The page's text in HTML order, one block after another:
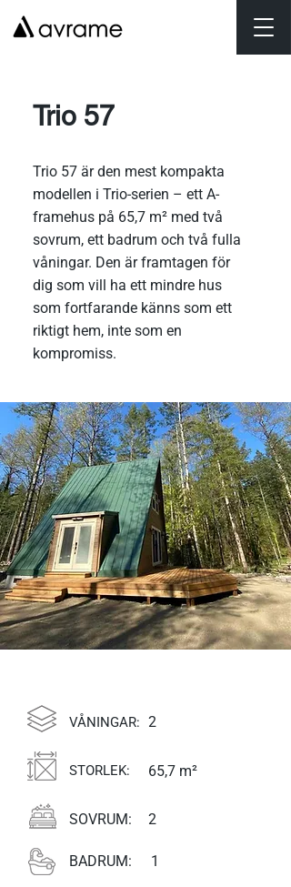
Trio 57
Trio 57 är den mest kompakta
modellen i Trio-serien – ett A-
framehus på 65,7 m² med två
sovrum, ett badrum och två fulla
våningar. Den är framtagen för
dig som vill ha ett mindre hus
som fortfarande känns som ett
riktigt hem, inte som en
kompromiss.
VÅNINGAR: 2
STORLEK: 65,7 m²
SOVRUM: 2
BADRUM: 1